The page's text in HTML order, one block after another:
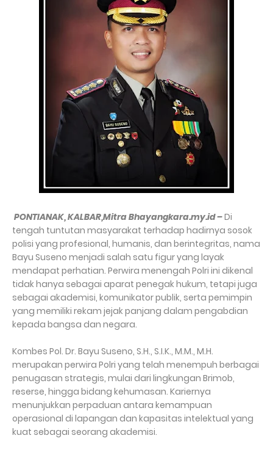
PONTIANAK, KALBAR,Mitra Bhayangkara.my.id –Di
tengah tuntutan masyarakat terhadap hadirnya sosok
polisi yang profesional, humanis, dan berintegritas, nama
Bayu Suseno menjadi salah satu figur yang layak
mendapat perhatian. Perwira menengah Polri ini dikenal
tidak hanya sebagai aparat penegak hukum, tetapi juga
sebagai akademisi, komunikator publik, serta pemimpin
yang memiliki rekam jejak panjang dalam pengabdian
kepada bangsa dan negara.
Kombes Pol. Dr. Bayu Suseno, S.H., S.I.K., M.M., M.H.
merupakan perwira Polri yang telah menempuh berbagai
penugasan strategis, mulai dari lingkungan Brimob,
reserse, hingga bidang kehumasan. Kariernya
menunjukkan perpaduan antara kemampuan
operasional di lapangan dan kapasitas intelektual yang
kuat sebagai seorang akademisi.